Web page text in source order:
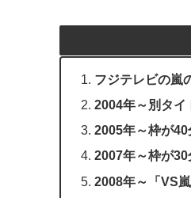
フジテレビの嵐
2004年～別タイ
2005年～枠が
2007年～枠が30
2008年～「VS